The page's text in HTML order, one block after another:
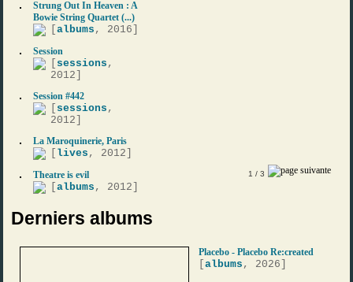
Strung Out In Heaven : A
Bowie String Quartet (...)
[albums , 2016]
Session
sessions ,
2012]
Session #442
sessions ,
2012]
La Maroquinerie, Paris
lives , 2012]
Theatre is evil
[albums , 2012]
1 / 3
Derniers albums
Placebo - Placebo Re:created
[albums , 2026]